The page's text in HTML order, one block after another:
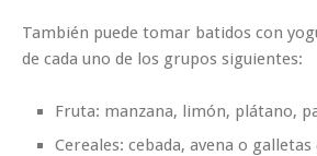
También puede tomar batidos con
de cada uno de los grupos siguientes:
Fruta: manzana, limón, plátano,
Cereales: cebada, avena o galletas